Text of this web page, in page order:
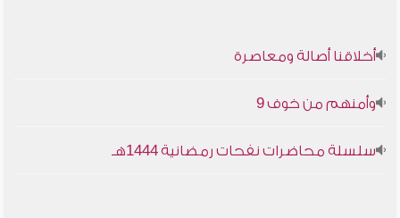
أخلاقنا أصالة ومعاصرة
وأمنهم من خوف 9
سلسلة محاضرات نفحات رمضانية 1444هـ